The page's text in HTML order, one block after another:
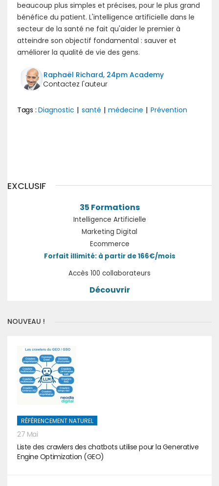
beaucoup plus simples et précises, pour le plus grand
bénéfice du patient. L'intelligence artificielle dans le
secteur de la santé ne fait qu'aider le premier à
atteindre son objectif fondamental : sauver et
améliorer la qualité de vie des gens.
Raphaël Richard, 24pm Academy
Tags : Diagnostic | santé | médecine | Prévention
EXCLUSIF
35 Formations
Intelligence Artificielle
Marketing Digital
Ecommerce
Forfait illimité: à partir de 166€/mois
Accès 100 collaborateurs
Découvrir
NOUVEAU !
RÉFÉRENCEMENT NATUREL
27 Mai
Liste des crawlers des chatbots utilise pour la Generative
Engine Optimization (GEO)